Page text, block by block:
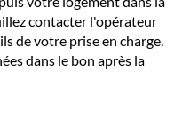
contacter l'opérateur
de votre prise en charge.
dans le bon après la